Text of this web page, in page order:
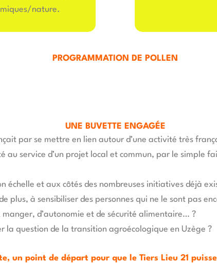
nature.
PROGRAMMATION DE POLLEN
UNE BUVETTE ENGAGÉE
par se mettre en lien autour d’une activité très
au service d’un projet local et commun, par le simple
échelle et aux côtés des nombreuses initiatives déjà
plus, à sensibiliser des personnes qui ne le sont pas
d’autonomie et de sécurité alimentaire… ?
la question de la transition agroécologique en Uzège ?
un point de départ pour que le Tiers Lieu 21